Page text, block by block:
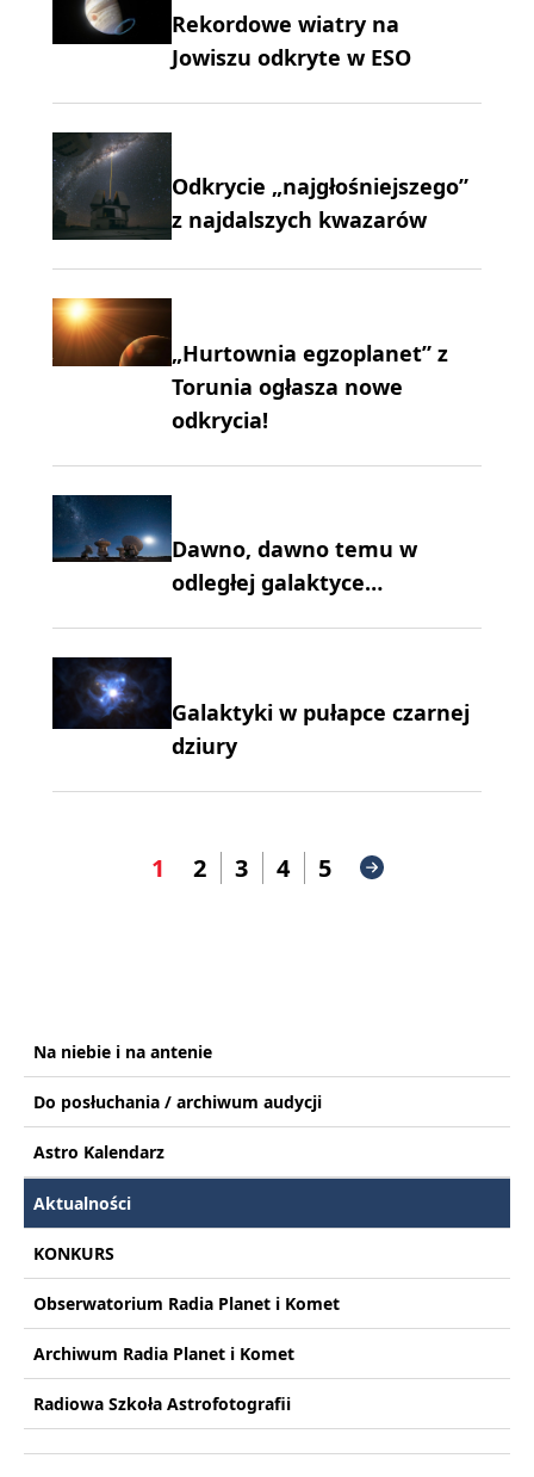
Rekordowe wiatry na
Jowiszu odkryte w ESO
Odkrycie „najgłośniejszego”
z najdalszych kwazarów
„Hurtownia egzoplanet” z
Torunia ogłasza nowe
odkrycia!
Dawno, dawno temu w
odległej galaktyce…
Galaktyki w pułapce czarnej
dziury
1 2 3 4 5
Na niebie i na antenie
Do posłuchania / archiwum audycji
Astro Kalendarz
Aktualności
KONKURS
Obserwatorium Radia Planet i Komet
Archiwum Radia Planet i Komet
Radiowa Szkoła Astrofotografii